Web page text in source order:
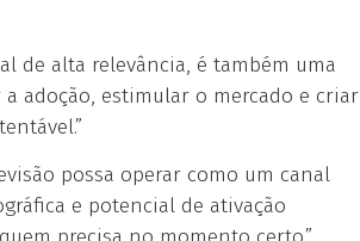
de alta relevância, é também uma
a adoção, estimular o mercado e criar
possa operar como um canal
e potencial de ativação